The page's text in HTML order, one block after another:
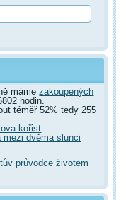
mámezakoupených
hodin.
téměř 52% tedy 255
kořist
mezi dvěma slunci
průvodce životem